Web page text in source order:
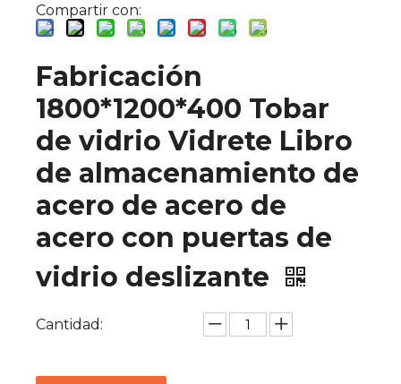
Compartir con:
Fabricación
1800*1200*400 Tobar
de vidrio Vidrete Libro
de almacenamiento de
acero de acero de
acero con puertas de
vidrio deslizante
Cantidad: